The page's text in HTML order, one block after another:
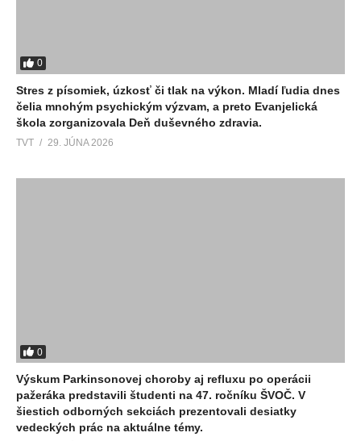
0
Stres z písomiek, úzkosť či tlak na výkon. Mladí ľudia dnes
čelia mnohým psychickým výzvam, a preto Evanjelická
škola zorganizovala Deň duševného zdravia.
TVT 29. JÚNA 2026
0
Výskum Parkinsonovej choroby aj refluxu po operácii
pažeráka predstavili študenti na 47. ročníku ŠVOČ. V
šiestich odborných sekciách prezentovali desiatky
vedeckých prác na aktuálne témy.